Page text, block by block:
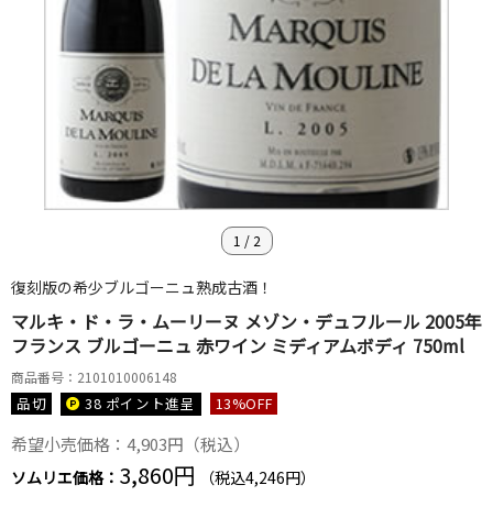
1 / 2
復刻版の希少ブルゴーニュ熟成古酒！
マルキ・ド・ラ・ムーリーヌ メゾン・デュフルール 2005年
フランス ブルゴーニュ 赤ワイン ミディアムボディ 750ml
商品番号：2101010006148
品切 38 ポイント進呈 13%OFF
希望小売価格：4,903円（税込）
ソムリエ価格： 3,860円 （税込4,246円）